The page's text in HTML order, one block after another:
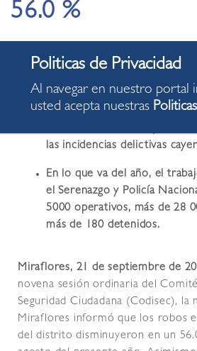
56.0 %
21.09.2023
Durante la novena sesión
Distrital de Seguridad
las incidencias delictivas
En lo que va del año, el
el Serenazgo y Policía
5000 operativos, más de 28
más de 180 detenidos.
Miraflores, 21 de septiembre de
novena sesión ordinaria del
Seguridad Ciudadana (Codisec), la
Miraflores informó que los robos
del distrito disminuyeron en un
Al navegar en nuestro portal
usted acepta nuestras